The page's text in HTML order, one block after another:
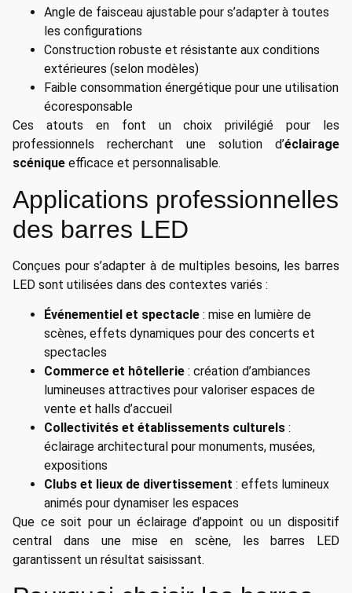
Angle de faisceau ajustable pour s’adapter à toutes
les configurations
Construction robuste et résistante aux conditions
extérieures (selon modèles)
Faible consommation énergétique pour une utilisation
écoresponsable
Ces atouts en font un choix privilégié pour les
professionnels recherchant une solution d’éclairage
scénique efficace et personnalisable.
Applications professionnelles
des barres LED
Conçues pour s’adapter à de multiples besoins, les barres
LED sont utilisées dans des contextes variés :
Événementiel et spectacle : mise en lumière de
scènes, effets dynamiques pour des concerts et
spectacles
Commerce et hôtellerie : création d’ambiances
lumineuses attractives pour valoriser espaces de
vente et halls d’accueil
Collectivités et établissements culturels :
éclairage architectural pour monuments, musées,
expositions
Clubs et lieux de divertissement : effets lumineux
animés pour dynamiser les espaces
Que ce soit pour un éclairage d’appoint ou un dispositif
central dans une mise en scène, les barres LED
garantissent un résultat saisissant.